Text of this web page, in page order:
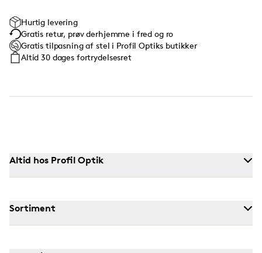
Hurtig levering
Gratis retur, prøv derhjemme i fred og ro
Gratis tilpasning af stel i Profil Optiks butikker
Altid 30 dages fortrydelsesret
Altid hos Profil Optik
Sortiment